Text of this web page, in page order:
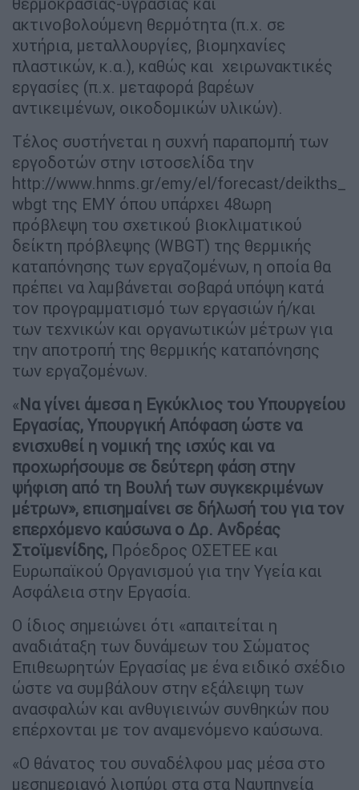
ακτινοβολούμενη θερμότητα (π.χ. σε
χυτήρια, μεταλλουργίες, βιομηχανίες
πλαστικών, κ.α.), καθώς και χειρωνακτικές
εργασίες (π.χ. μεταφορά βαρέων
αντικειμένων, οικοδομικών υλικών).
Τέλος συστήνεται η συχνή παραπομπή των
εργοδοτών στην ιστοσελίδα την
http://www.hnms.gr/emy/el/forecast/deikths_
wbgt της ΕΜΥ όπου υπάρχει 48ωρη
πρόβλεψη του σχετικού βιοκλιματικού
δείκτη πρόβλεψης (WBGT) της θερμικής
καταπόνησης των εργαζομένων, η οποία θα
πρέπει να λαμβάνεται σοβαρά υπόψη κατά
τον προγραμματισμό των εργασιών ή/και
των τεχνικών και οργανωτικών μέτρων για
την αποτροπή της θερμικής καταπόνησης
των εργαζομένων.
« Να γίνει άμεσα η Εγκύκλιος του Υπουργείου
Εργασίας, Υπουργική Απόφαση ώστε να
ενισχυθεί η νομική της ισχύς και να
προχωρήσουμε σε δεύτερη φάση στην
ψήφιση από τη Βουλή των συγκεκριμένων
μέτρων», επισημαίνει σε δήλωσή του για τον
επερχόμενο καύσωνα ο Δρ. Ανδρέας
Στοϊμενίδης, Πρόεδρος ΟΣΕΤΕΕ και
Ευρωπαϊκού Οργανισμού για την Υγεία και
Ασφάλεια στην Εργασία.
Ο ίδιος σημειώνει ότι «απαιτείται η
αναδιάταξη των δυνάμεων του Σώματος
Επιθεωρητών Εργασίας με ένα ειδικό σχέδιο
ώστε να συμβάλουν στην εξάλειψη των
ανασφαλών και ανθυγιεινών συνθηκών που
επέρχονται με τον αναμενόμενο καύσωνα.
«Ο θάνατος του συναδέλφου μας μέσα στο
μεσημεριανό λιοπύρι στα στα Ναυπηγεία